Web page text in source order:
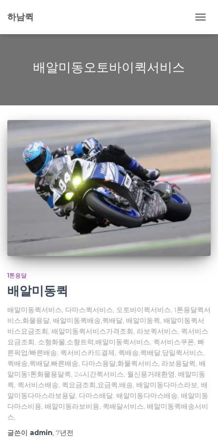
하남퀵
비
배알미동오토바이퀵서비스
1톤용달
배알미동퀵
배알미동퀵서비스, 다마스퀵서비스, 오토바이퀵서비스, 1톤용달퀵서
비스,화물용달, 배알미동퀵배송,퀵배달, 배알미동퀵, 배알미동퀵서
비스요금조회, 배알미동퀵서비스가격조회, 라보퀵서비스, 퀵서비스
요금조회, 소형화물,소형트럭,배알미동퀵서비스, 퀵서비스쿠폰, 빠
른픽업/빠른배송, 퀵서비스카드결제, 퀵배송,퀵배달,당일퀵서비스,
퀵배송,퀵배달,빠른배송, 다마스용달,화물퀵서비스, 라보용달퀵, 배
알미동1톤화물용달퀵, 24시간퀵서비스, 월신용거래환영, 배알미동
퀵, 퀵서비스배송, 퀵요금조회,요금퀵,배송, 배알미동다마스라보, 배
알미동다마스라보용달, 다마스배달, 배알미동다마스배송, 배알미동
다마스비용, 배알미동라보비용, 퀵배달서비스, 배알미동퀵배송서비
스,
글쓴이 admin, 7년전